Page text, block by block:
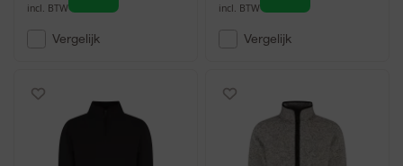
incl. BTW
Vergelijk
incl. BTW
Vergelijk